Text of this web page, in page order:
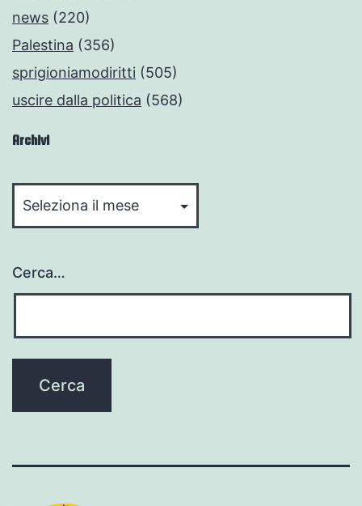
news (220)
Palestina (356)
sprigioniamodiritti (505)
uscire dalla politica (568)
Archivi
Cerca…